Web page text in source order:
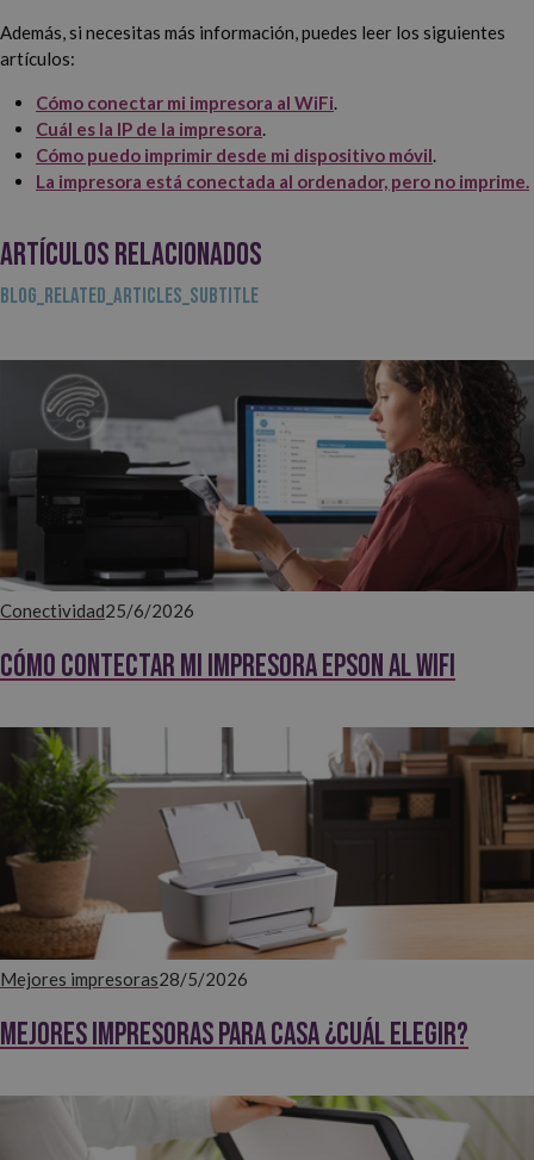
Además, si necesitas más información, puedes leer los siguientes
artículos:
Cómo conectar mi impresora al WiFi.
Cuál es la IP de la impresora.
Cómo puedo imprimir desde mi dispositivo móvil.
La impresora está conectada al ordenador, pero no imprime.
ARTÍCULOS RELACIONADOS
BLOG_RELATED_ARTICLES_SUBTITLE
Conectividad25/6/2026
Cómo contectar mi impresora EPSON al WiFi
Mejores impresoras28/5/2026
Mejores impresoras para casa ¿Cuál elegir?